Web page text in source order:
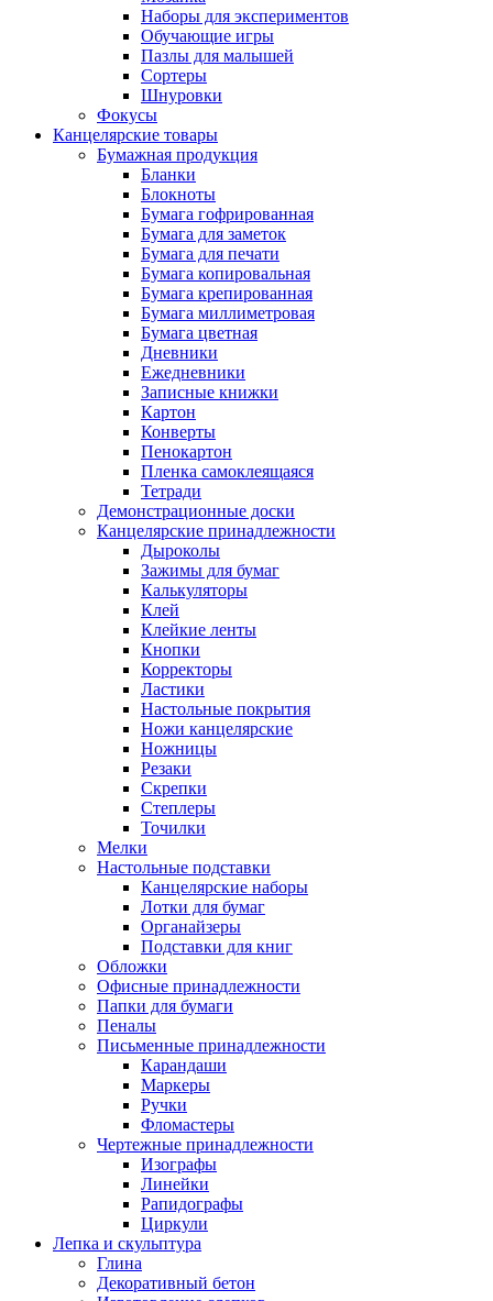
Наборы для экспериментов
Обучающие игры
Пазлы для малышей
Сортеры
Шнуровки
Фокусы
Канцелярские товары
Бумажная продукция
Бланки
Блокноты
Бумага гофрированная
Бумага для заметок
Бумага для печати
Бумага копировальная
Бумага крепированная
Бумага миллиметровая
Бумага цветная
Дневники
Ежедневники
Записные книжки
Картон
Конверты
Пенокартон
Пленка самоклеящаяся
Тетради
Демонстрационные доски
Канцелярские принадлежности
Дыроколы
Зажимы для бумаг
Калькуляторы
Клей
Клейкие ленты
Кнопки
Корректоры
Ластики
Настольные покрытия
Ножи канцелярские
Ножницы
Резаки
Скрепки
Степлеры
Точилки
Мелки
Настольные подставки
Канцелярские наборы
Лотки для бумаг
Органайзеры
Подставки для книг
Обложки
Офисные принадлежности
Папки для бумаги
Пеналы
Письменные принадлежности
Карандаши
Маркеры
Ручки
Фломастеры
Чертежные принадлежности
Изографы
Линейки
Рапидографы
Циркули
Лепка и скульптура
Глина
Декоративный бетон